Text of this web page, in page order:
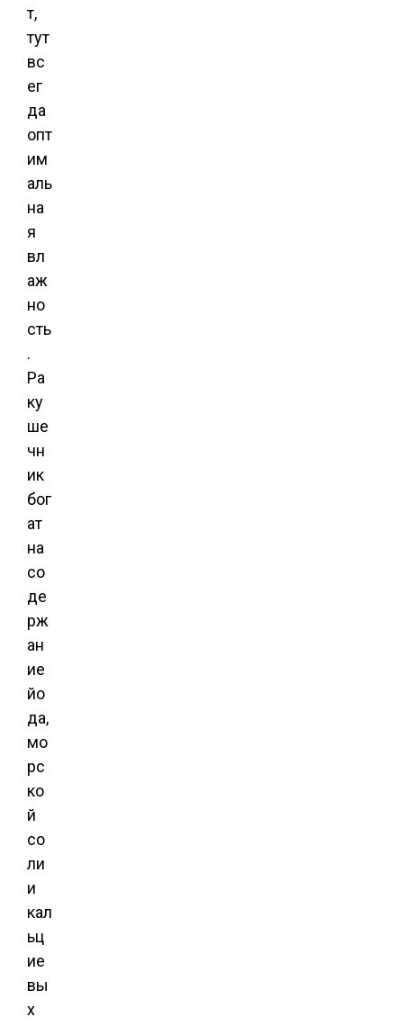
т,
тут
вс
ег
да
опт
им
аль
на
я
вл
аж
но
сть
.
Ра
ку
ше
чн
ик
бог
ат
на
со
де
рж
ан
ие
йо
да,
мо
рс
ко
й
со
ли
и
кал
ьц
ие
вы
х